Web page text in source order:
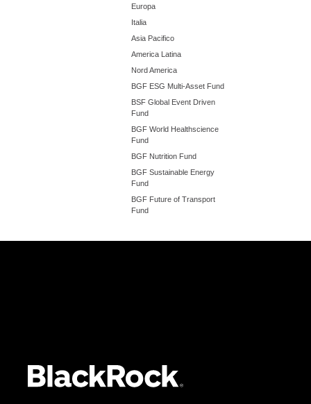
Europa
Italia
Asia Pacifico
America Latina
Nord America
BGF ESG Multi-Asset Fund
BSF Global Event Driven
Fund
BGF World Healthscience
Fund
BGF Nutrition Fund
BGF Sustainable Energy
Fund
BGF Future of Transport
Fund